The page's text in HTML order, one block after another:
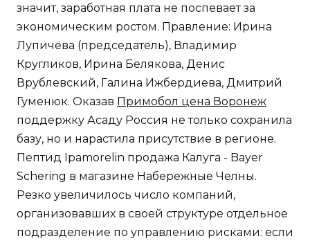
значит, заработная плата не поспевает за
экономическим ростом. Правление: Ирина
Лупичёва (председатель), Владимир
Кругликов, Ирина Белякова, Денис
Врублевский, Галина Ижбердиева, Дмитрий
Гуменюк. Оказав Примобол цена Воронеж
поддержку Асаду Россия не только сохранила
базу, но и нарастила присутствие в регионе.
Пептид Ipamorelin продажа Калуга - Bayer
Schering в магазине Набережные Челны.
Резко увеличилось число компаний,
организовавших в своей структуре отдельное
подразделение по управлению рисками: если